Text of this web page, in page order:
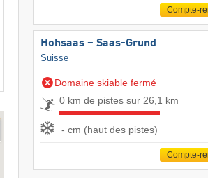
Compte-
Hohsaas – Saas-Grund
Suisse
Domaine skiable fermé
0 km de pistes sur 26,1 km
- cm (haut des pistes)
Compte-